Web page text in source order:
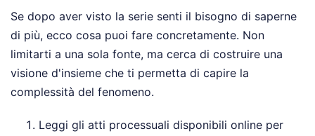
Se dopo aver visto la serie senti il bisogno di saperne
di più, ecco cosa puoi fare concretamente. Non
limitarti a una sola fonte, ma cerca di costruire una
visione d'insieme che ti permetta di capire la
complessità del fenomeno.
Leggi gli atti processuali disponibili online per